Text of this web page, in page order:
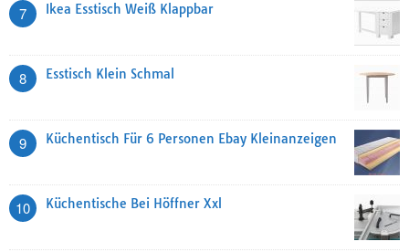
7 Ikea Esstisch Weiß Klappbar
8 Esstisch Klein Schmal
9 Küchentisch Für 6 Personen Ebay Kleinanzeigen
10 Küchentische Bei Höffner Xxl